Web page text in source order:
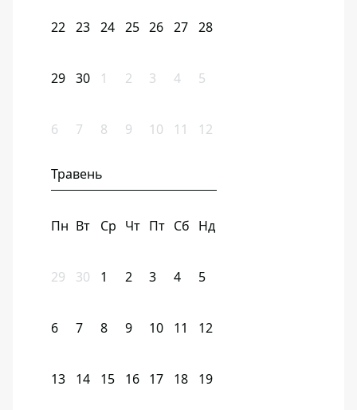
22 23 24 25 26 27 28
29 30 1 2 3 4 5
6 7 8 9 10 11 12
Травень
Пн Вт Ср Чт Пт Сб Нд
29 30 1 2 3 4 5
6 7 8 9 10 11 12
13 14 15 16 17 18 19